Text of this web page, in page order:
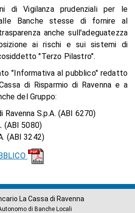
di Vigilanza prudenziali per le
Banche stesse di fornire al
anche sull'adeguatezza
ai rischi e sui sistemi di
"Terzo Pilastro".
"Informativa al pubblico" redatto
di Risparmio di Ravenna e a
del Gruppo:
Ravenna S.p.A. (ABI 6270)
(ABI 5080)
(ABI 3242)
La Cassa di Ravenna
di Banche Locali